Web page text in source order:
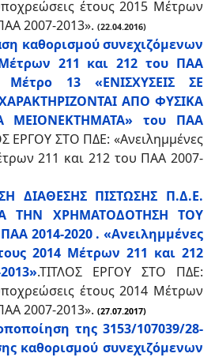
έτους 2015 Μέτρων
2007-2013». (22.04.2016)
καθορισμού συνεχιζόμενων
211 και 212 του ΠΑΑ
Μέτρο 13 «ΕΝΙΣΧΥΣΕΙΣ ΣΕ
ΑΠΟ ΦΥΣΙΚΑ
ΜΕΙΟΝΕΚΤΗΜΑΤΑ» του ΠΑΑ
ΕΡΓΟΥ ΣΤΟ ΠΔΕ: «Ανειλημμένες
211 και 212 του ΠΑΑ 2007-
ΔΙΑΘΕΣΗΣ ΠΙΣΤΩΣΗΣ Π.Δ.Ε.
ΤΗΝ ΧΡΗΜΑΤΟΔΟΤΗΣΗ ΤΟΥ
2014-2020 . «Ανειλημμένες
2014 Μέτρων 211 και 212
.ΤΙΤΛΟΣ ΕΡΓΟΥ ΣΤΟ ΠΔΕ:
έτους 2014 Μέτρων
2007-2013». (27.07.2017)
της 3153/107039/28-
καθορισμού συνεχιζόμενων